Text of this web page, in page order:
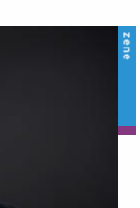
zene